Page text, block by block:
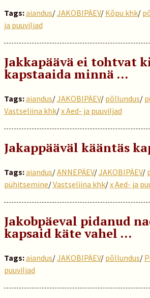
Tags:aiandus/JAKOBIPÄEV/ Kõpu khk/
ja puuviljad
Jakkapäävä ei tohtvat
kapstaaida minnä …
Tags:aiandus/JAKOBIPÄEV/ põllundus/
Vastseliina khk/x Aed- ja puuviljad
Jakappääväl kääntäs
Tags:aiandus/ANNEPÄEV/JAKOBIPÄEV/
pühitsemine/Vastseliina khk/x Aed- ja
Jakobpäeval pidanud
kapsaid käte vahel …
Tags:aiandus/JAKOBIPÄEV/ põllundus/
puuviljad